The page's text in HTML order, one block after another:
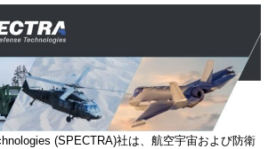
(SPECTRA)社は、航空宇宙および防衛